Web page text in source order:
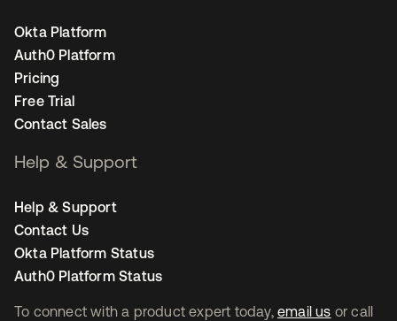
To connect with a product expert today, email us or call
Okta Platform
Auth0 Platform
Pricing
Free Trial
Contact Sales
Help & Support
Help & Support
Contact Us
Okta Platform Status
Auth0 Platform Status